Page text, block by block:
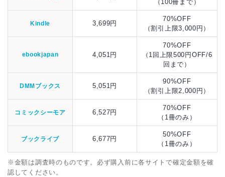
（100冊まで）
Kindle 3,699円
70%OFF
（割引上限3,000円）
ebookjapan 4,051円
70%OFF
（1回上限500円OFF/6
回まで）
DMMブックス 5,051円
90%OFF
（割引上限2,000円）
コミックシーモア 6,527円
70%OFF
（1冊のみ）
ブックライブ 6,677円
50%OFF
（1冊のみ）
※金額は調査時のものです。必ず購入前に各サイトで確定金額を確
認してください。